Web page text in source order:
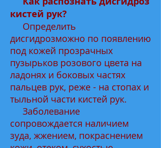
кистей рук?
Определить
дисгидрозможно по появлению
под кожей прозрачных
пузырьков розового цвета на
ладонях и боковых частях
пальцев рук, реже - на стопах и
тыльной части кистей рук.
Заболевание
сопровождается наличием
зуда, жжением, покраснением